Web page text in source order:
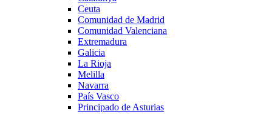
Ceuta
Comunidad de Madrid
Comunidad Valenciana
Extremadura
Galicia
La Rioja
Melilla
Navarra
País Vasco
Principado de Asturias